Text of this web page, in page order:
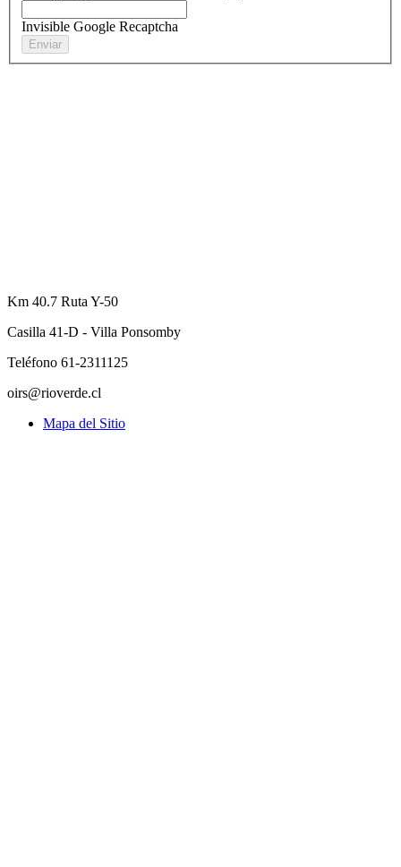
Invisible Google Recaptcha
Km 40.7 Ruta Y-50
Casilla 41-D - Villa Ponsomby
Teléfono 61-2311125
oirs@rioverde.cl
Mapa del Sitio